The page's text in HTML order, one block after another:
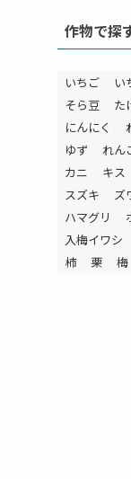
作物で探
いちご い
そら豆
た
にんにく
ゆず
れん
カニ
キス
スズキ
ズ
ハマグリ
入梅イワシ
柿
栗 梅